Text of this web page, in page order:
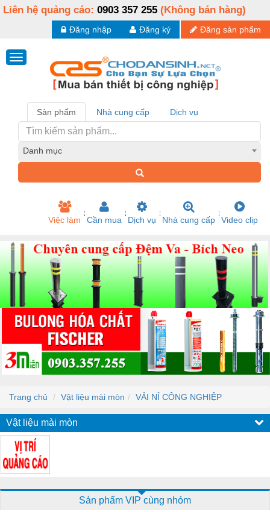
Liên hệ quảng cáo: 0903 357 255 (Không bán hàng)
Đăng sản phẩm
Đăng ký
Đăng nhập
Sản phẩm Nhà cung cấp Dịch vụ
Danh mục
Việc làm Cần mua Dịch vụ Nhà cung cấp Video clip
Trang chủ Vật liệu mài mòn VẢI NỈ CÔNG NGHIỆP
Vật liệu mài mòn
Sản phẩm VIP cùng nhóm